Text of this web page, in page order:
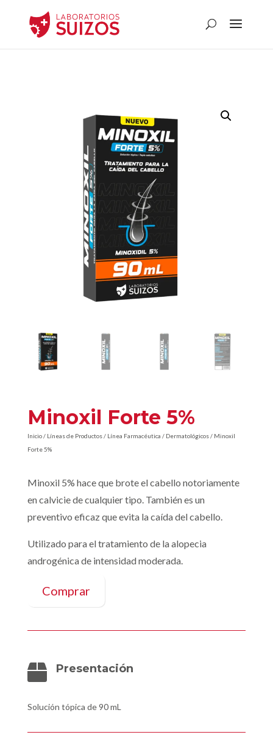
Minoxil Forte 5%
Inicio/ Líneas de Productos/ Línea Farmacéutica / Dermatológicos/ Minoxil
Forte 5%
Minoxil 5% hace que brote el cabello notoriamente
en calvicie de cualquier tipo. También es un
preventivo eficaz que evita la caída del cabello.
Utilizado para el tratamiento de la alopecia
androgénica de intensidad moderada.
Comprar
 Presentación
Solución tópica de 90 mL